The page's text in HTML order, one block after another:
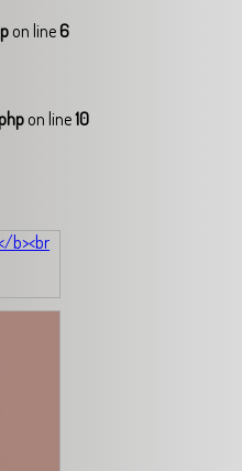
on line 6
on line10